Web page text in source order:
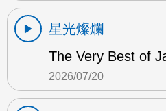
星光燦爛
The Very Best of
2026/07/20